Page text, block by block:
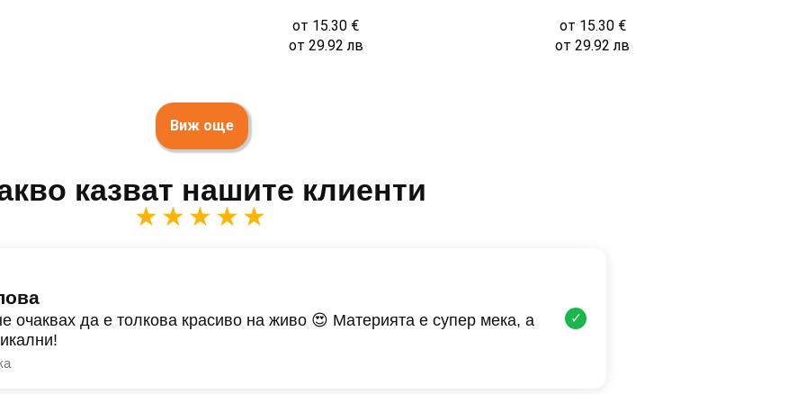
от 15.30 €
от 29.92лв
от 15.30 €
от29.92лв
Виж още
казват нашите клиенти
★★★★★
очаквах да е толкова красиво на живо 😍 Материята е супер мека, а
✓